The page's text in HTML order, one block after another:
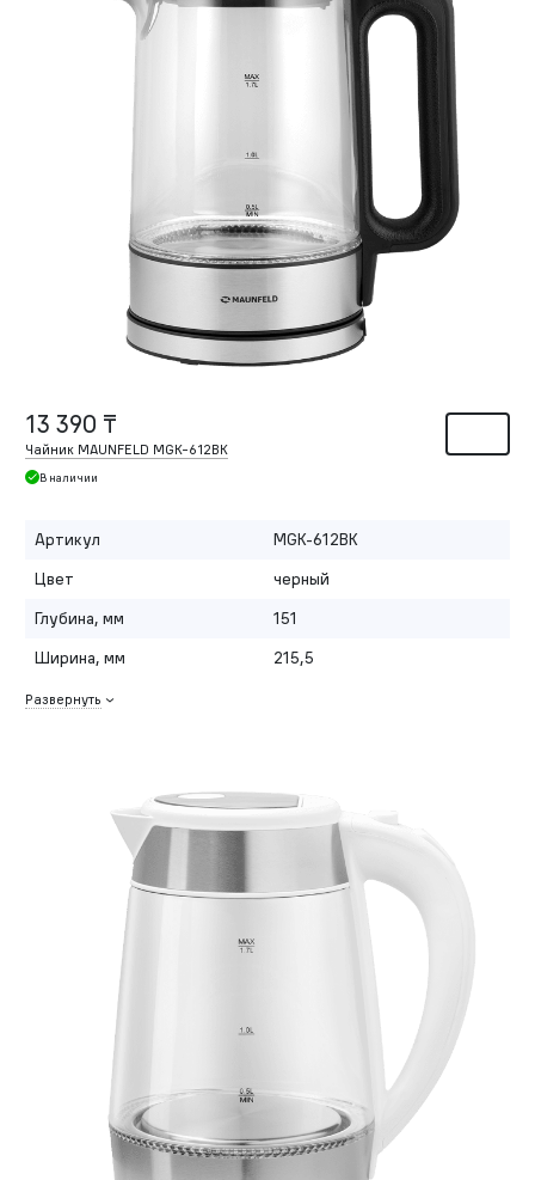
13 390 ₸
Чайник MAUNFELD MGK-612BK
В наличии
Артикул
MGK-612BK
Цвет
черный
Глубина, мм
151
Ширина, мм
215,5
Развернуть